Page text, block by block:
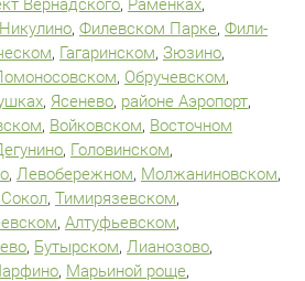
Вернадского, Раменках,
, Филевском Парке, Фили-
, Гагаринском, Зюзино,
, Обручевском,
, Ясенево, районе Аэропорт,
, Войковском, Восточном
, Головинском,
, Левобережном, Молжаниновском,
, Тимирязевском,
, Алтуфьевском,
, Бутырском, Лианозово,
, Марьиной роще,